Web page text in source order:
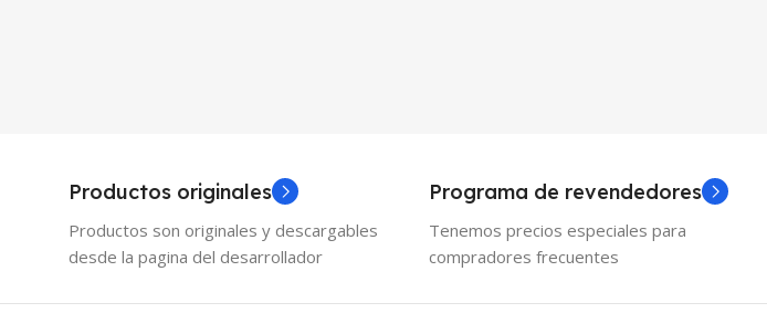
Productos originales
Productos son originales y descargables
desde la pagina del desarrollador
Programa de revendedores
Tenemos precios especiales para
compradores frecuentes